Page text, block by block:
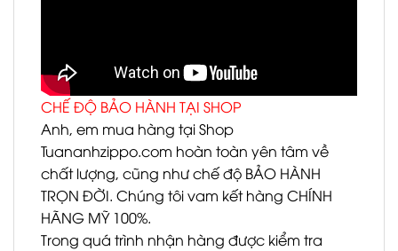
CHẾ ĐỘ BẢO HÀNH TẠI SHOP
Anh, em mua hàng tại Shop
Tuananhzippo.com hoàn toàn yên tâm về
chất lượng, cũng như chế độ BẢO HÀNH
TRỌN ĐỜI. Chúng tôi vam kết hàng CHÍNH
HÃNG MỸ 100%.
Trong quá trình nhận hàng được kiểm tra